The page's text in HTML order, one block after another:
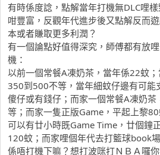
有時係度諗，點解當年打機無DLC哩
咁豐富，反觀年代進步後又點解反而
本或者賺取更多利潤？
有一個論點好值得深究，師傅都有放
機：
以前一個常餐A凍奶茶，當年係22蚊
350到500不等，當年細蚊仔邊有可能
傻仔或有錢仔；而家一個常餐A凍奶
等；而家一隻正版Game，平起上黎
可以有廿小時既Game Time，廿個鐘
120蚊；而家哩個年代去打籃球book
係唔打機下嘛？想打波咪打ＮＢＡ囉